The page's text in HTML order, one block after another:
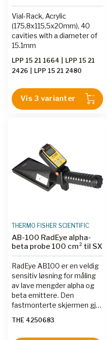
Vial-Rack, Acrylic
(175,8x115,5x20mm), 40
cavities with a diameter of
15.1mm
LPP 15 21 1664
LPP 15 21
2426
LPP 15 21 2480
Vis 3 varianter
THERMO FISHER SCIENTIFIC
AB-100 RadEye alpha-
beta probe 100 cm² til SX
RadEye AB100 er en veldig
sensitiv løsning for måling
av lave mengder alpha og
beta emittere. Den
fastmonterte skjermen gjør
håndsinstrument.
THE 4250683